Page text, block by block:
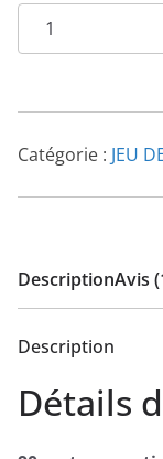
Catégorie : JEU
DescriptionAvis
Description
Détails